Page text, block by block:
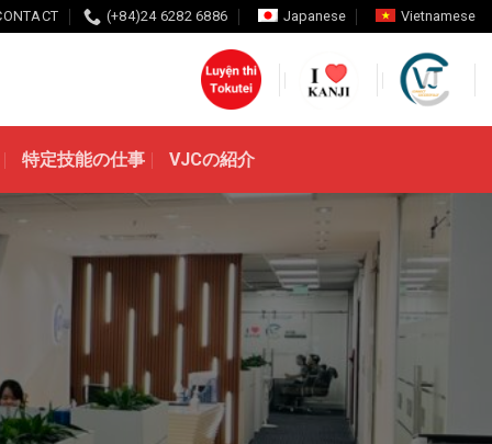
(+84)24 6282 6886 Japanese Vietnamese
特定技能の仕事 VJCの紹介